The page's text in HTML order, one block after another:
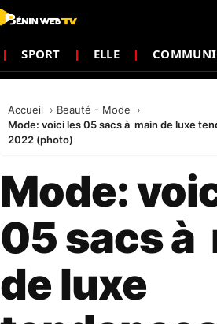
SPORT ELLE
Accueil
Beauté - Mode
Mode: voici les 05 sacs à main de luxe
2022 (photo)
Mode:
05 sacs à
de luxe